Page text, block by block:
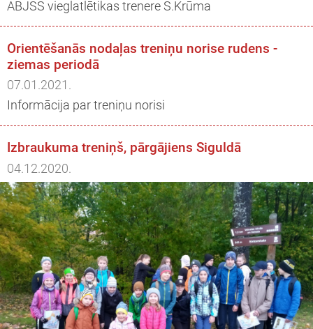
ĀBJSS vieglatlētikas trenere S.Krūma
Orientēšanās nodaļas treniņu norise rudens -
ziemas periodā
07.01.2021.
Informācija par treniņu norisi
Izbraukuma treniņš, pārgājiens Siguldā
04.12.2020.